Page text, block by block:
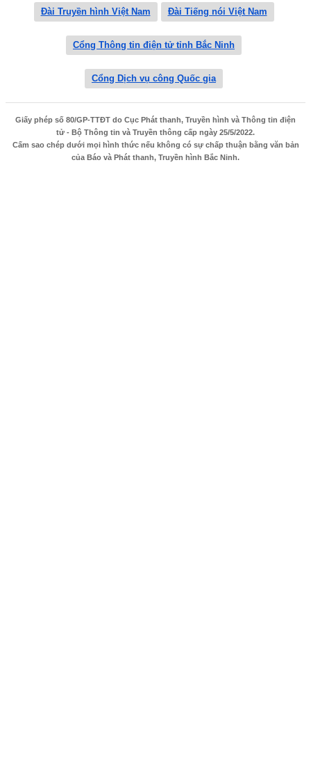
Đài Truyền hình Việt Nam Đài Tiếng nói Việt Nam
Cổng Thông tin điện tử tỉnh Bắc Ninh
Cổng Dịch vụ công Quốc gia
Giấy phép số 80/GP-TTĐT do Cục Phát thanh, Truyền hình và Thông tin điện
tử - Bộ Thông tin và Truyền thông cấp ngày 25/5/2022.
Cấm sao chép dưới mọi hình thức nếu không có sự chấp thuận bằng văn bản
của Báo và Phát thanh, Truyền hình Bắc Ninh.